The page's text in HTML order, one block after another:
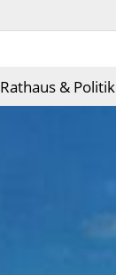
Rathaus & Politik